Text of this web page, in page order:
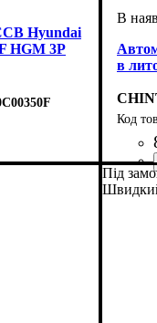
Hyundai
HGM 3P
в
Серія
Під